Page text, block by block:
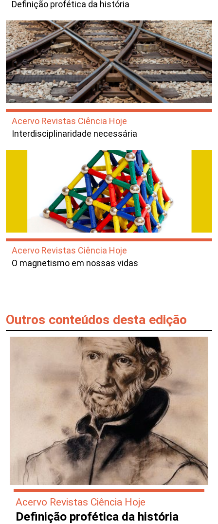
Definição profética da história
Acervo Revistas Ciência Hoje
Interdisciplinaridade necessária
Acervo Revistas Ciência Hoje
O magnetismo em nossas vidas
Outros conteúdos desta edição
Acervo Revistas Ciência Hoje
Definição profética da história